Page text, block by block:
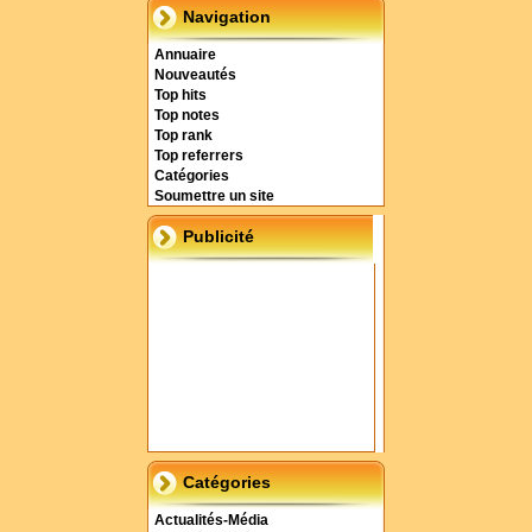
Navigation
Annuaire
Nouveautés
Top hits
Top notes
Top rank
Top referrers
Catégories
Soumettre un site
Publicité
Catégories
Actualités-Média